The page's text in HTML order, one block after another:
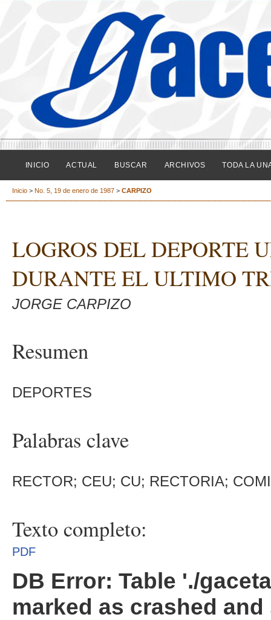
INICIO ACTUAL BUSCAR ARCHIVOS TODA LA
Inicio > No. 5, 19 de enero de 1987 > CARPIZO
LOGROS DEL DEPORTE
DURANTE EL ULTIMO
JORGE CARPIZO
Resumen
DEPORTES
Palabras clave
RECTOR; CEU; CU; RECTORIA;
Texto completo:
PDF
DB Error: Table './
marked as crashed